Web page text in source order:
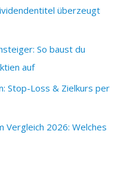
überzeugt
So baust du
auf
Stop-Loss & Zielkurs per
Vergleich 2026: Welches